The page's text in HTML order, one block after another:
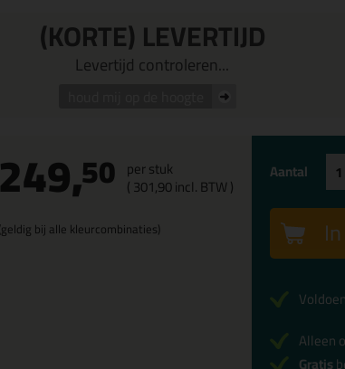
(KORTE) LEVERTIJD
Levertijd controleren...
249,50 per stuk
(301,90incl. BTW )
(geldig bij alle kleurcombinaties)
Aantal
Alleen